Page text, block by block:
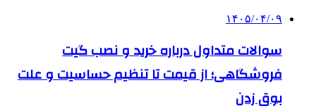
۱۴۰۵/۰۴/۰۹
سوالات متداول درباره خرید و نصب گیت
فروشگاهی؛ از قیمت تا تنظیم حساسیت و علت
بوق زدن